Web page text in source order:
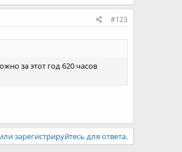
#123
за этот год 620 часов
зарегистрируйтесь для ответа.